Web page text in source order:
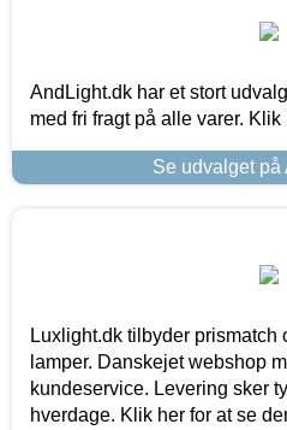
AndLight.dk har et stort
med fri fragt på alle varer.
Se udvalget på
Luxlight.dk tilbyder prismatch
lamper. Danskejet webshop
kundeservice. Levering sker
hverdage. Klik her for at se